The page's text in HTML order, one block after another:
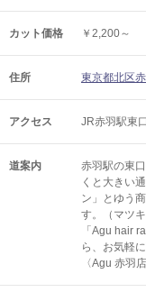
カット価格 ￥2,200～
住所 東京都北区
アクセス JR赤羽駅東
道案内
赤羽駅の東
くと大きい
ン」とゆう
す。（マツ
「Agu hair
ら、お気軽
〈Agu 赤羽店